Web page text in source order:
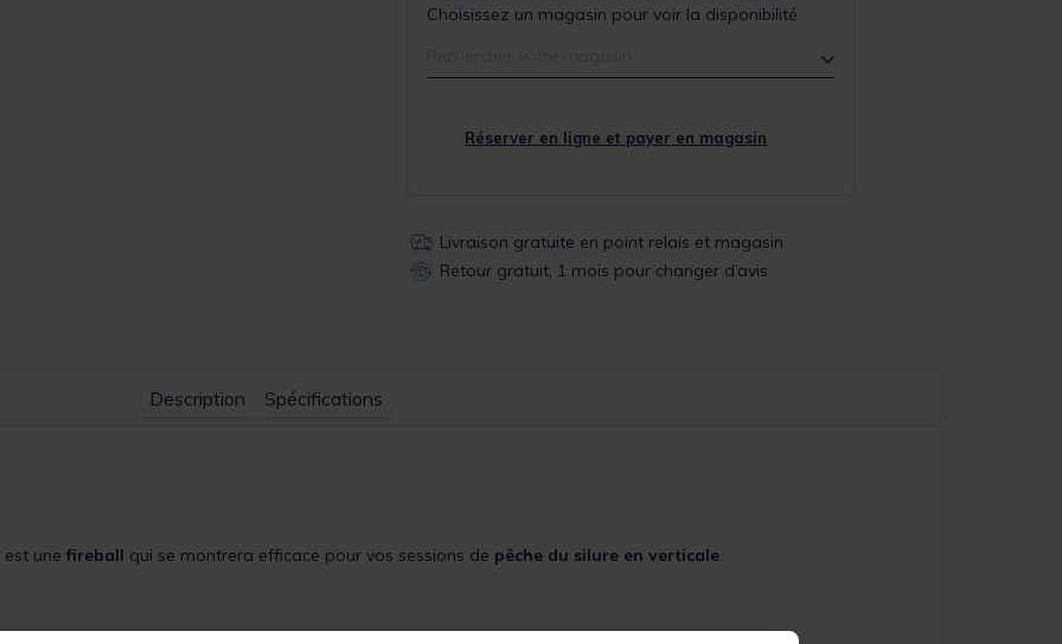
Choisissez un magasin pour voir la disponibilité
Réserver en ligne et payer en magasin
Livraison gratuite en point relais et magasin
Retour gratuit, 1 mois pour changer d’avis
Description Spécifications
est une fireball qui se montrera efficace pour vos sessions de pêche du silure en verticale.